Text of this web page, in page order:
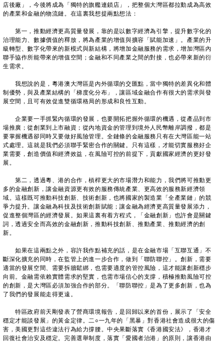
店後廠」，今後將成為「獨特的旗艦連鎖店」，把整個大灣區都拉動成為高效
的產業和金融的物流鏈。在這裏我想提兩點想法：
第一，推動經濟更高質量發展，靠的是以數字經濟為引擎，提升數字化的
治理能力、數據價值的釋放，將為產業的增值與擴容「賦能加速」。產業的升
級轉型、數字化帶來的新模式與新結構，將增加金融服務的需求，增加灣區內
聯手協作所能帶來的增值空間；金融和不同產業之間的對接，也必帶來新的衍
生需求。
我想說的是，粵港澳大灣區是內外循環的交匯點，當中獨特的差異化和體
制優勢，與及產業結構的「梯度化分布」，讓區域金融合作有很大的需求與發
展空間，且可有效促進雙循環格局的形成和良性互動。
企業要一手抓緊內循環的發展，也要開拓把握外循環的機遇，從產品到市
場推廣；從創業到上市融資；從內地資金的管理到境外人民幣離岸調撥，都是
要掌握機遇卻同時又要做好風險管理。全鏈條的金融服務只有在大灣區能一站
式處理。這就是我們必須聯手緊密合作的關鍵。只有這樣，才能切實服務好企
業需要，創造價值和經濟效益，在風險可控的前提下，貢獻國家經濟的更好發
展。
第二，透過粵、港的合作，槓桿更大的市場潛力和能力，我們將可推動更
多的金融創新，讓金融資源更有效的服務傳統產業、更高效的服務新經濟領
域。這樣既可推動科技創新、技術創新，也將國家的製造業「全產業鏈」的競
爭力提升。讓金融為科技及技術創新賦能；讓金融為經濟更高質量發展添力，
促進整個灣區的經濟發展。如果這裏有着方程式，「金融創新」也許會是關鍵
詞，透過安全而高效的金融創新，推動科技創新、推動產業、推動經濟的創
新。
如果在這兩點之外，容許我作點補充的話，是在金融市場「互聯互通」不
斷深化擴充的同時，在監管上的進一步合作，做到「聯防聯控」。創新，需要
適當的發展空間、需要拆牆鬆綁，也需要適度的管控風險，這才能讓創新穩步
向前。金融需依賴實體需求的堅實，也需市場信心的支撐，積極推動風險可控
的創新，是大灣區必須加強合作的部分。「聯防聯控」是為了更多創新，也為
了我們的發展能走得更遠。
特區政府前天剛發表了營商環境報告，是回歸以來的首份，展示了「安全
穩定才能談發展」的黃金定律。二○一九年的「黑暴」對香港社會造成很大的傷
害，美國更對這些違法行為給力撐腰。中央果斷落實《香港國安法》，香港才
回復社會治安及穩定。完善選舉制度，落實「愛國者治港」的原則，讓香港由